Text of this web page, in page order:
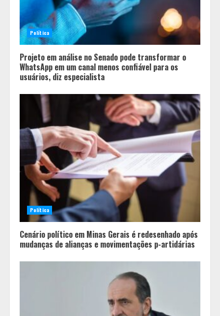
Política
Projeto em análise no Senado pode transformar o
WhatsApp em um canal menos confiável para os
usuários, diz especialista
Política
Cenário político em Minas Gerais é redesenhado após
mudanças de alianças e movimentações p-artidárias